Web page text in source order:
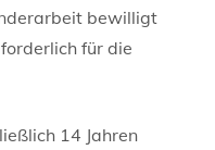
bewilligt
für die
14 Jahren